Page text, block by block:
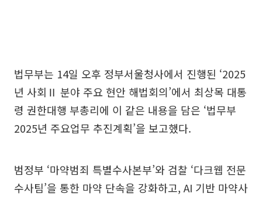
법무부는 14일 오후 정부서울청사에서 진행된 ‘2025
년 사회Ⅱ 분야 주요 현안 해법회의’에서 최상목 대통
령 권한대행 부총리에 이 같은 내용을 담은 ‘법무부
2025년 주요업무 추진계획’을 보고했다.
범정부 ‘마약범죄 특별수사본부’와 검찰 ‘다크웹 전문
수사팀’을 통한 마약 단속을 강화하고, AI 기반 마약사